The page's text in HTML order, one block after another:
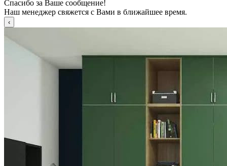
Спасибо за Ваше сообщение!
Наш менеджер свяжется с Вами в ближайшее время.